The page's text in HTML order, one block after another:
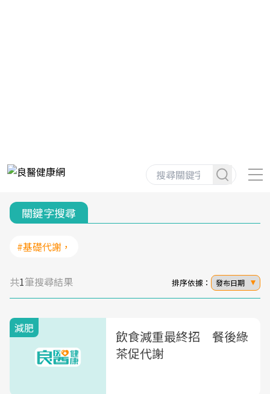
關鍵字搜尋
#基礎代謝，
共1筆搜尋結果 排序依據： 發布日期
減肥
飲食減重最終招 餐後綠
茶促代謝